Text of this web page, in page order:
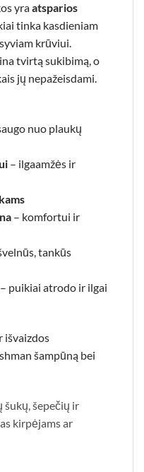
yraatsparios
tinka kasdieniam
krūviui.
tvirtą sukibimą, o
jų nepažeisdami.
nuo plaukų
– ilgaamžės ir
– komfortui ir
tankūs
– puikiai atrodo ir ilgai
išvaizdos
šampūną bei
šepečių ir
kirpėjams ar